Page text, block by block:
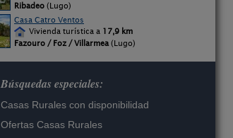
Ribadeo (Lugo)
Casa Catro Ventos
Vivienda turística a 17,9 km
Fazouro / Foz / Villarmea (Lugo)
Búsquedas especiales:
Casas Rurales con disponibilidad
Ofertas Casas Rurales